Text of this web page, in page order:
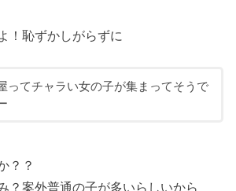
！恥ずかしがらずに
ってチャラい女の子が集まってそうで
？？
？案外普通の子が多いらしいから